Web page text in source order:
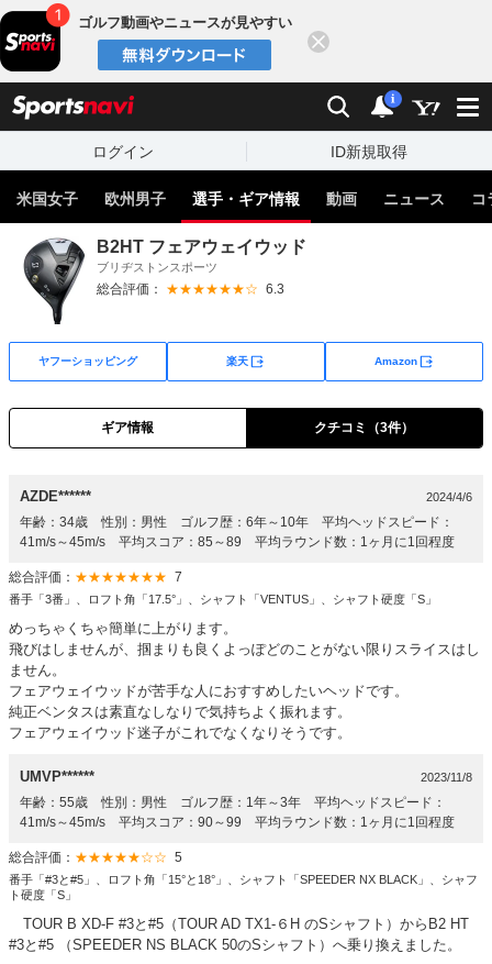
ゴルフ動画やニュースが見やすい
検索 通知
i
ログイン ID新規取得
米国女子 欧州男子 選手・ギア情報 動画 ニュース コ
B2HT フェアウェイウッド
ブリヂストンスポーツ
総合評価： ★★★★★★☆ 6.3
ヤフーショッピング 楽天 Amazon
ギア情報 クチコミ（3件）
AZDE****** 2024/4/6
年齢：34歳 性別：男性 ゴルフ歴：6年～10年 平均ヘッドスピード：
41m/s～45m/s 平均スコア：85～89 平均ラウンド数：1ヶ月に1回程度
総合評価： ★★★★★★★ 7
番手「3番」、ロフト角「17.5°」、シャフト「VENTUS」、シャフト硬度「S」
めっちゃくちゃ簡単に上がります。
飛びはしませんが、掴まりも良くよっぽどのことがない限りスライスはし
ません。
フェアウェイウッドが苦手な人におすすめしたいヘッドです。
純正ベンタスは素直なしなりで気持ちよく振れます。
フェアウェイウッド迷子がこれでなくなりそうです。
UMVP****** 2023/11/8
年齢：55歳 性別：男性 ゴルフ歴：1年～3年 平均ヘッドスピード：
41m/s～45m/s 平均スコア：90～99 平均ラウンド数：1ヶ月に1回程度
総合評価： ★★★★★☆☆ 5
番手「#3と#5」、ロフト角「15°と18°」、シャフト「SPEEDER NX BLACK」、シャフ
ト硬度「S」
TOUR B XD-F #3と#5（TOUR AD TX1-６H のSシャフト）からB2 HT
#3と#5 （SPEEDER NS BLACK 50のSシャフト）へ乗り換えました。